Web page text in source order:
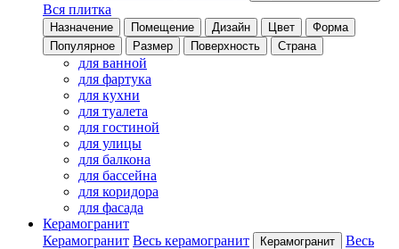
Вся плитка
Назначение Помещение Дизайн Цвет
Форма
Популярное
Размер Поверхность Страна
для ванной
для фартука
для кухни
для туалета
для гостиной
для улицы
для балкона
для бассейна
для коридора
для фасада
Керамогранит
Керамогранит Весь керамогранит Керамогранит
Весь